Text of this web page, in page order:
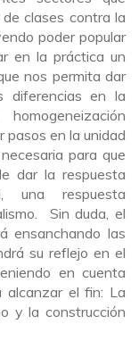
clases contra la
poder popular
en la práctica un
nos permita dar
diferencias en la
pasos en la unidad
para que
dar la respuesta
una respuesta
Sin duda, el
ensanchando las
su reflejo en el
en cuenta
alcanzar el fin: La
y la construcción